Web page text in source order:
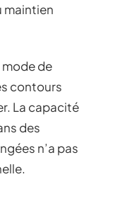
maintien
mode de
contours
La capacité
des
n’a pas